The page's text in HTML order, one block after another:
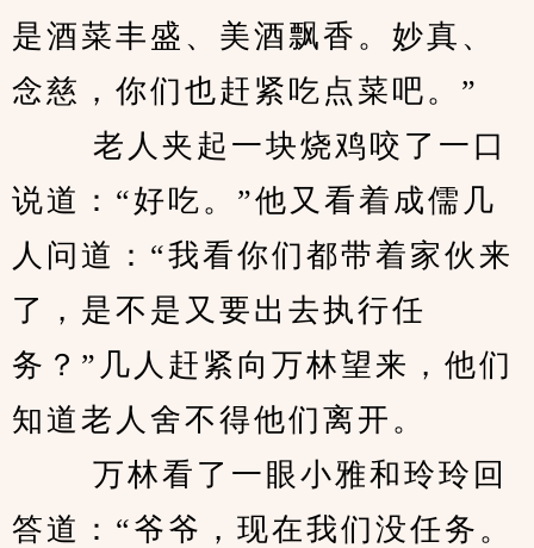
是酒菜丰盛、美酒飘香。妙真、
念慈，你们也赶紧吃点菜吧。”
说道：“好吃。”他又看着成儒几
人问道：“我看你们都带着家伙来
了，是不是又要出去执行任
务？”几人赶紧向万林望来，他们
知道老人舍不得他们离开。
答道：“爷爷，现在我们没任务。